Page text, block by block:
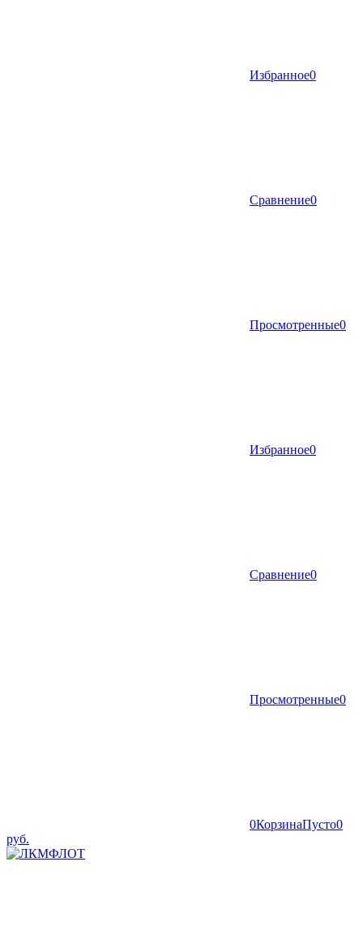
Избранное0
Сравнение0
Просмотренные0
Избранное0
Сравнение0
Просмотренные0
0КорзинаПусто0
руб.